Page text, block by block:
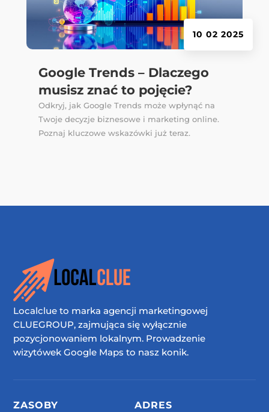
Google Trends – Dlaczego
musisz znać to pojęcie?
10 02 2025
Odkryj, jak Google Trends może wpłynąć na
Twoje decyzje biznesowe i marketing online.
Poznaj kluczowe wskazówki już teraz.
Localclue to marka agencji marketingowej
CLUEGROUP, zajmująca się wyłącznie
pozycjonowaniem lokalnym. Prowadzenie
wizytówek Google Maps to nasz konik.
ZASOBY ADRES